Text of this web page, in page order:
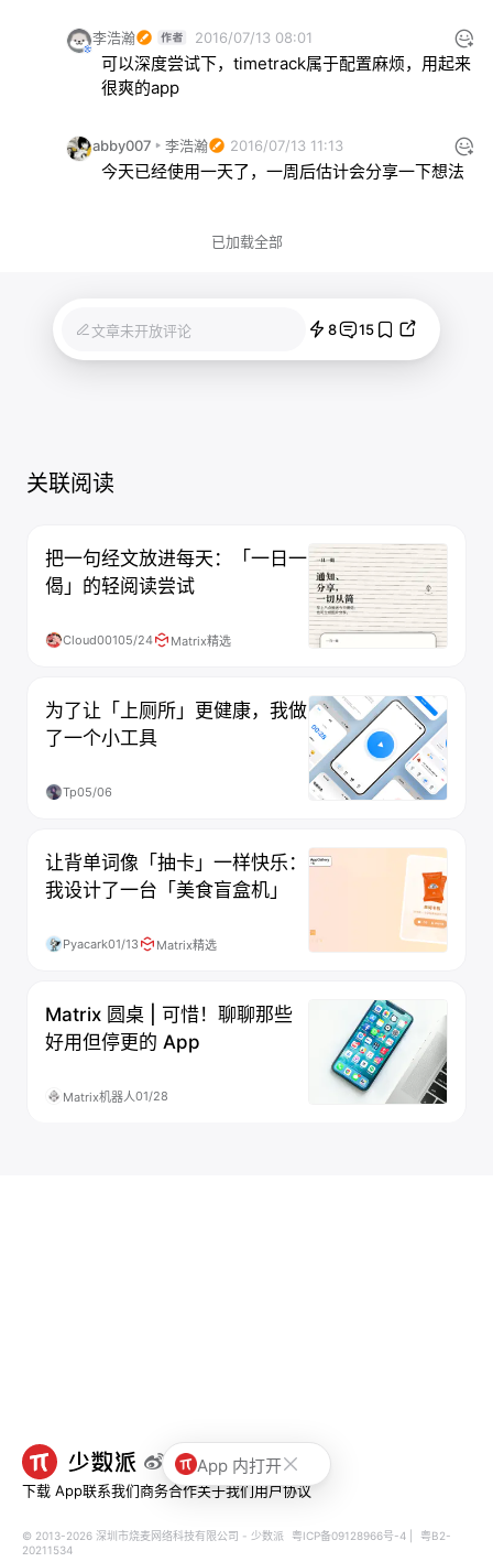
李浩瀚 2016/07/13 08:01
可以深度尝试下，timetrack属于配置麻烦，用起来
很爽的app
abby007 李浩瀚 2016/07/13 11:13
今天已经使用一天了，一周后估计会分享一下想法
已加载全部
文章未开放评论 8 15
关联阅读
把一句经文放进每天：「一日一
偈」的轻阅读尝试
Cloud00105/24 Matrix精选
为了让「上厕所」更健康，我做
了一个小工具
Tp05/06
让背单词像「抽卡」一样快乐：
我设计了一台「美食盲盒机」
Pyacark01/13 Matrix精选
Matrix 圆桌 | 可惜！聊聊那些
好用但停更的 App
Matrix机器人01/28
App 内打开
下载 App联系我们商务合作关于我们用户协议
© 2013-2026 深圳市烧麦网络科技有限公司 - 少数派 粤ICP备09128966号-4
粤B2-
20211534